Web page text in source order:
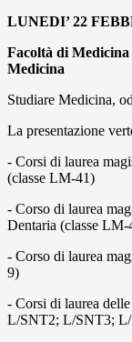
LUNEDI’ 22
Facoltà di
Medicina
Studiare Medicina,
La presentazione
- Corsi di laurea
(classe LM-41)
- Corso di laurea
Dentaria (classe LM-
- Corso di laurea
9)
- Corsi di laurea
L/SNT2; L/SNT3;